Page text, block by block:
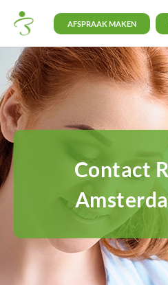
AFSPRAAK MAKEN
Contact